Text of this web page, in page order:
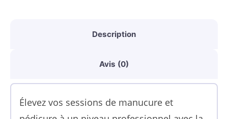
Réglage
Vitesse
Ajustable
et
Description
Avis (0)
Élevez vos sessions de manucure et